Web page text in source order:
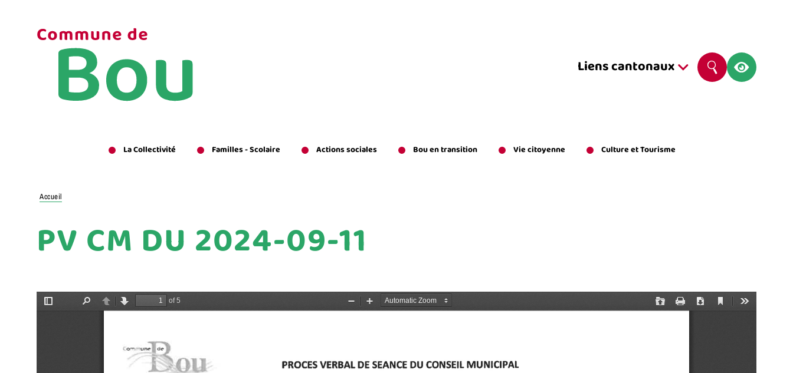
Navig
Liens
Liens cantonaux Rechercher
La Collectivité Familles - Scolaire Actions sociales Bou en transition Vie citoyenne Culture et Tourisme
Accueil
PV CM DU 2024-09-11